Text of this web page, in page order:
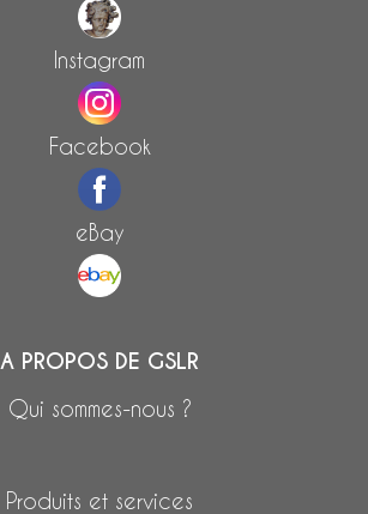
Instagram
Facebook
eBay
A PROPOS DE GSLR
Qui sommes-nous ?
Produits et services